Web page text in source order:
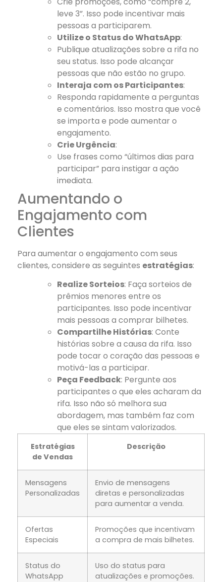
leve 3”. Isso pode incentivar mais
pessoas a participarem.
Utilize o Status do WhatsApp:
Publique atualizações sobre a rifa no
seu status. Isso pode alcançar
pessoas que não estão no grupo.
Interaja com os Participantes:
Responda rapidamente a perguntas
e comentários. Isso mostra que você
se importa e pode aumentar o
engajamento.
Crie Urgência:
Use frases como “últimos dias para
participar” para instigar a ação
imediata.
Aumentando o
Engajamento com
Clientes
Para aumentar o engajamento com seus
clientes, considere as seguintes estratégias:
Realize Sorteios: Faça sorteios de
prêmios menores entre os
participantes. Isso pode incentivar
mais pessoas a comprar bilhetes.
Compartilhe Histórias: Conte
histórias sobre a causa da rifa. Isso
pode tocar o coração das pessoas e
motivá-las a participar.
Peça Feedback: Pergunte aos
participantes o que eles acharam da
rifa. Isso não só melhora sua
abordagem, mas também faz com
que eles se sintam valorizados.
Estratégias
de Vendas
Descrição
Mensagens
Personalizadas
Envio de mensagens
diretas e personalizadas
para aumentar a venda.
Ofertas
Especiais
Promoções que incentivam
a compra de mais bilhetes.
Status do
WhatsApp
Uso do status para
atualizações e promoções.